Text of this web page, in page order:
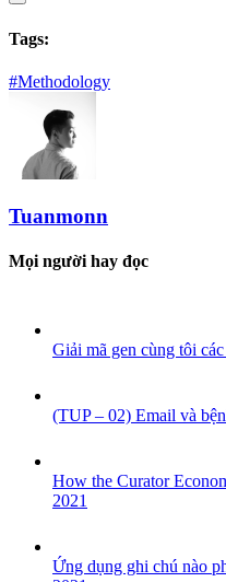
Tags:
#Methodology
Tuanmonn
Mọi người hay đọc
Giải mã gen cùng tôi
(TUP – 02) Email và
How the Curator
2021
Ứng dụng ghi chú nào